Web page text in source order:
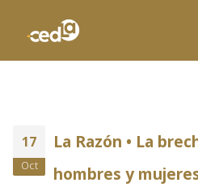
17
Oct
La Razón • La
hombres y